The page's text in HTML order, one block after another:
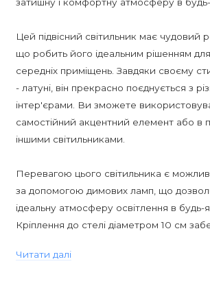
Цей підвісний світильник має чудовий
що робить його ідеальним рішенням
середніх приміщень. Завдяки своєму
- латуні, він прекрасно поєднується з
інтер'єрами. Ви зможете
самостійний акцентний елемент або в
іншими світильниками.
Перевагою цього світильника є
за допомогою димових ламп, що
ідеальну атмосферу освітлення в будь-
Кріплення до стелі діаметром 10 см
Читати далі